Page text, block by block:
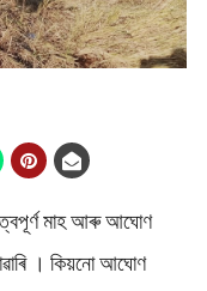
মাহ আৰু আঘোণ
। কিয়নো আঘোণ